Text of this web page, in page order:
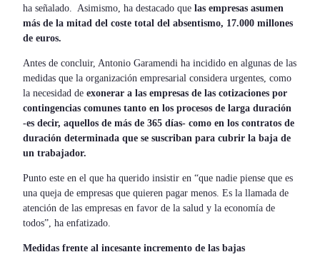
ha señalado. Asimismo, ha destacado que las empresas asumen
más de la mitad del coste total del absentismo, 17.000 millones
de euros.
Antes de concluir, Antonio Garamendi ha incidido en algunas de las
medidas que la organización empresarial considera urgentes, como
la necesidad de exonerar a las empresas de las cotizaciones por
contingencias comunes tanto en los procesos de larga duración
-es decir, aquellos de más de 365 días- como en los contratos de
duración determinada que se suscriban para cubrir la baja de
un trabajador.
Punto este en el que ha querido insistir en “que nadie piense que es
una queja de empresas que quieren pagar menos. Es la llamada de
atención de las empresas en favor de la salud y la economía de
todos”, ha enfatizado.
Medidas frente al incesante incremento de las bajas